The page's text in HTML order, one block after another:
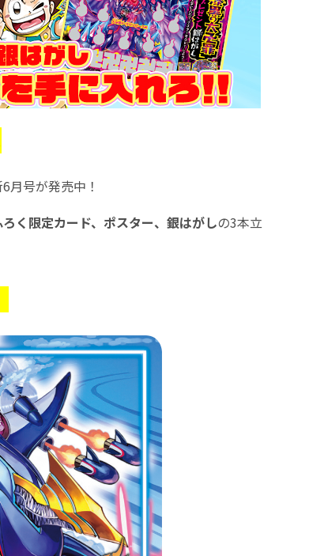
月号が発売中！
ろく限定カード、ポスター、銀はがしの3本立